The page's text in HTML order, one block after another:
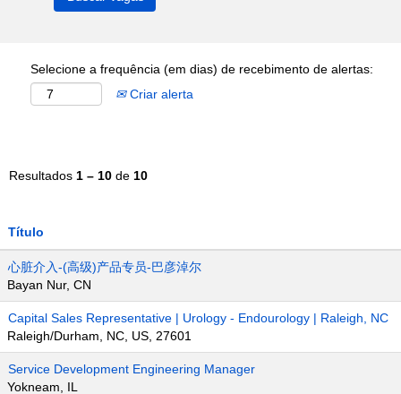
Selecione a frequência (em dias) de recebimento de alertas:
Criar alerta
Resultados 1 – 10 de 10
Título
心脏介入-(高级)产品专员-巴彦淖尔
Bayan Nur, CN
Capital Sales Representative | Urology - Endourology | Raleigh, NC
Raleigh/Durham, NC, US, 27601
Service Development Engineering Manager
Yokneam, IL